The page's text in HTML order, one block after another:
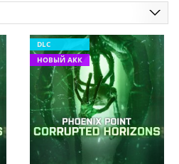
DLC
НОВЫЙ АКК